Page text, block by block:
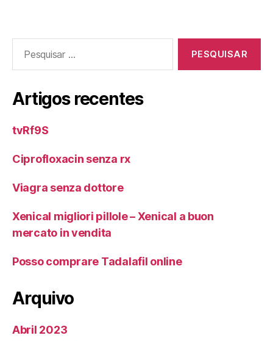
por:
Artigos recentes
tvRf9S
Ciprofloxacin senza rx
Viagra senza dottore
Xenical migliori pillole – Xenical a buon
mercato in vendita
Posso comprare Tadalafil online
Arquivo
Abril 2023